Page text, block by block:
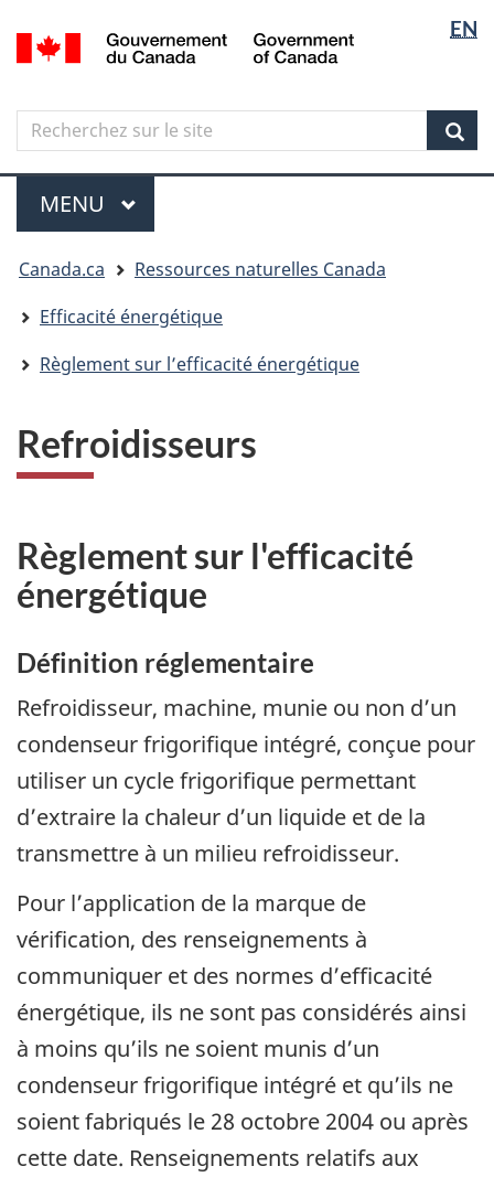
Aller
au
principal
Skip
to
government"
Passer
à
version
simplifiée
langue
EN
Canada
Search
Recherchez
sur
le
site
Menu
MENU PRINCIPAL
êtes
ici
Canada.ca
Ressources naturelles Canada
Efficacité énergétique
Règlement sur l’efficacité énergétique
Refroidisseurs
Règlement sur l'efficacité
énergétique
Définition réglementaire
Refroidisseur, machine, munie ou non d’un
condenseur frigorifique intégré, conçue pour
utiliser un cycle frigorifique permettant
d’extraire la chaleur d’un liquide et de la
transmettre à un milieu refroidisseur.
Pour l’application de la marque de
vérification, des renseignements à
communiquer et des normes d’efficacité
énergétique, ils ne sont pas considérés ainsi
à moins qu’ils ne soient munis d’un
condenseur frigorifique intégré et qu’ils ne
soient fabriqués le 28 octobre 2004 ou après
cette date. Renseignements relatifs aux